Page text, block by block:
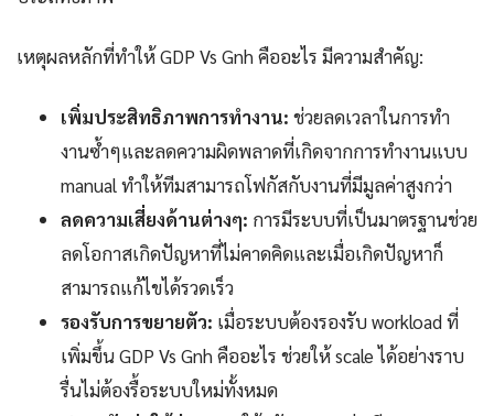
เหตุผลหลักที่ทำให้ GDP Vs Gnh คืออะไร มีความสำคัญ:
เพิ่มประสิทธิภาพการทำงาน: ช่วยลดเวลาในการทำ
งานซ้ำๆและลดความผิดพลาดที่เกิดจากการทำงานแบบ
manual ทำให้ทีมสามารถโฟกัสกับงานที่มีมูลค่าสูงกว่า
ลดความเสี่ยงด้านต่างๆ: การมีระบบที่เป็นมาตรฐานช่วย
ลดโอกาสเกิดปัญหาที่ไม่คาดคิดและเมื่อเกิดปัญหาก็
สามารถแก้ไขได้รวดเร็ว
รองรับการขยายตัว: เมื่อระบบต้องรองรับ workload ที่
เพิ่มขึ้น GDP Vs Gnh คืออะไร ช่วยให้ scale ได้อย่างราบ
รื่นไม่ต้องรื้อระบบใหม่ทั้งหมด